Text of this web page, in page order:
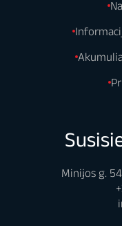
Minijos g.